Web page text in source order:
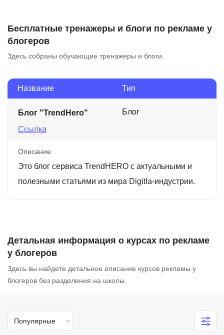
Бесплатные тренажеры и блоги по рекламе у
блогеров
Здесь собраны обучающие тренажеры и блоги.
Название Тип
Блог "TrendHero"
Ссылка
Блог
Описание
Это блог сервиса TrendHERO с актуальными и
полезными статьями из мира Digitla-индустрии.
Детальная информация о курсах по рекламе
у блогеров
Здесь вы найдете детальное описание курсов рекламы у
блогеров без разделения на школы.
Популярные